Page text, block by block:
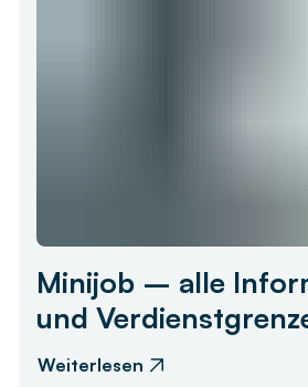
Minijob – alle
und
Weiterlesen